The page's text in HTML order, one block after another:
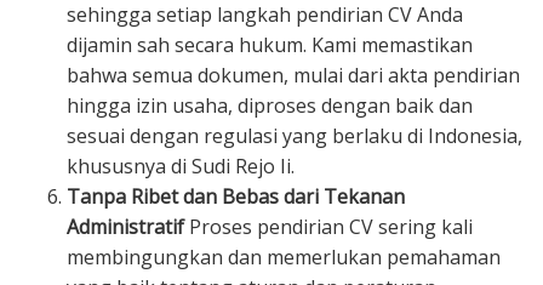
sehingga setiap langkah pendirian CV Anda
dijamin sah secara hukum. Kami memastikan
bahwa semua dokumen, mulai dari akta pendirian
hingga izin usaha, diproses dengan baik dan
sesuai dengan regulasi yang berlaku di Indonesia,
khususnya di Sudi Rejo Ii.
Tanpa Ribet dan Bebas dari Tekanan
AdministratifProses pendirian CV sering kali
membingungkan dan memerlukan pemahaman